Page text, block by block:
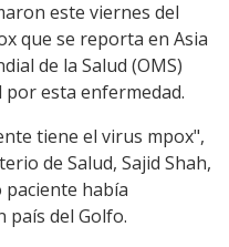
este viernes del
que se reporta en Asia
de la Salud (OMS)
esta enfermedad.
tiene el virus mpox",
de Salud, Sajid Shah,
paciente había
país del Golfo.